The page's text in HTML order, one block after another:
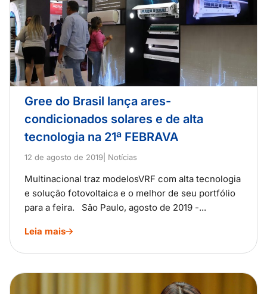
Gree do Brasil lança ares-
condicionados solares e de alta
tecnologia na 21ª FEBRAVA
12 de agosto de 2019 | Notícias
Multinacional traz modelosVRF com alta tecnologia
e solução fotovoltaica e o melhor de seu portfólio
para a feira. São Paulo, agosto de 2019 -...
Leia mais